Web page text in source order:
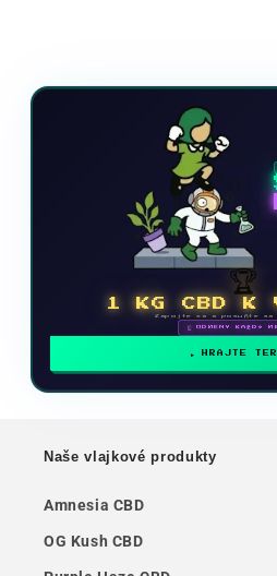
🏆
1 KG CBD K
Zapojte sa a posuňte
🗓 ODMENY KAŽDÝ
HRAJTE
Naše vlajkové produkty
Amnesia CBD
OG Kush CBD